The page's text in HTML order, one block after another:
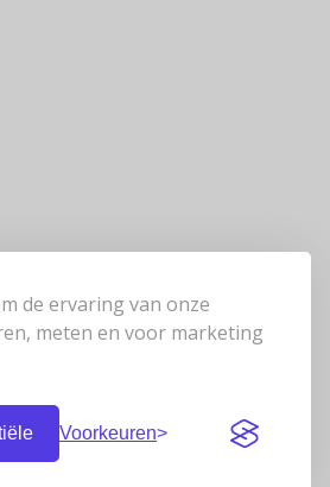
de ervaring van onze
meten en voor marketing
Voorkeuren